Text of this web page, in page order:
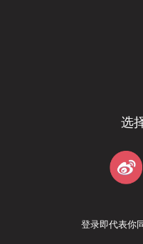
选
登录即代表你